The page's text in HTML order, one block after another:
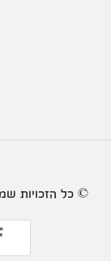
© כל הזכויות